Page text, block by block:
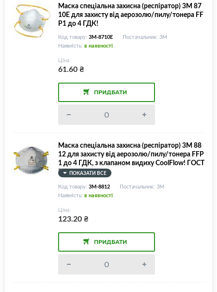
Маска спеціальна захисна (респіратор) 3M 87
10E для захисту від аерозолю/пилу/тонера FF
P1 до 4 ГДК!
Код товару: 3M-8710E
Постачальник: 3M
Наявність: в наявності
Ціна
61.60₴
ПРИДБАТИ
Маска спеціальна захисна (респіратор) 3M 88
12 для захисту від аерозолю/пилу/тонера FFP
1 до 4 ГДК, з клапаном видиху CoolFlow! ГОСТ
Р12.4.191-99
ПОКАЗАТИ ВСЕ
Код товару: 3M-8812
Постачальник: 3M
Наявність: в наявності
Ціна
123.20₴
ПРИДБАТИ